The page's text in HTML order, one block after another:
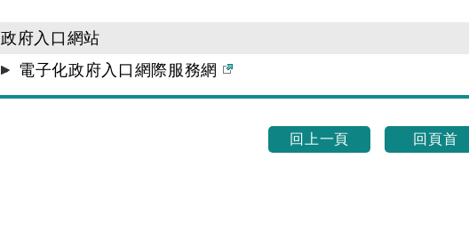
政府入口網站
電子化政府入口網際服務網
回上一頁 回頁首